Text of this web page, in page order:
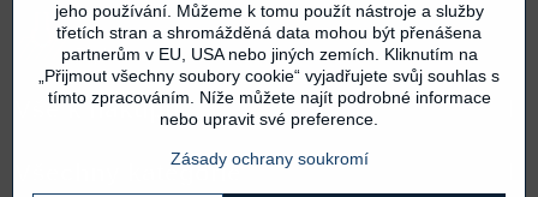
Teplota materiálu
Vše k nákupu
Všechny kategorie
jeho používání. Můžeme k tomu použít nástroje a služby
třetích stran a shromážděná data mohou být přenášena
partnerům v EU, USA nebo jiných zemích. Kliknutím na
„Přijmout všechny soubory cookie“ vyjadřujete svůj souhlas s
tímto zpracováním. Níže můžete najít podrobné informace
nebo upravit své preference.
Zásady ochrany soukromí